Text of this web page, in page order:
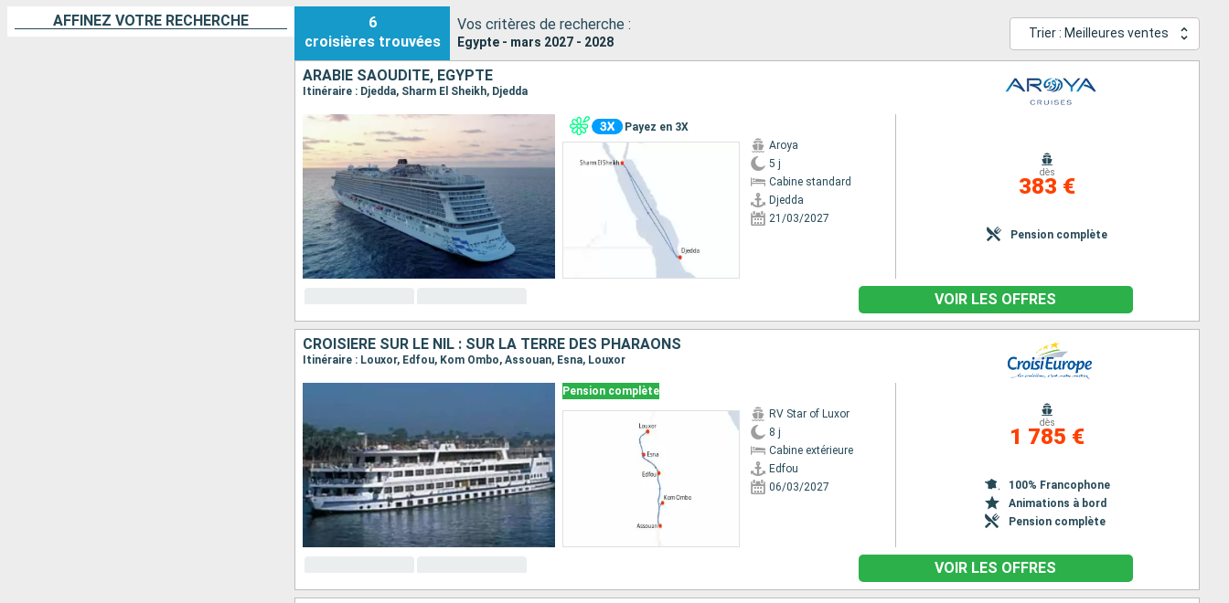
AFFINEZ VOTRE RECHERCHE
6
croisières trouvées
Vos critères de recherche :
Egypte - mars 2027 - 2028
Trier : Meilleures ventes
ARABIE SAOUDITE, EGYPTE
Itinéraire : Djedda, Sharm El Sheikh, Djedda
Payez en 3X
Aroya
5 j
Cabine standard
Djedda
21/03/2027
dès
383 €
Pension complète
VOIR LES OFFRES
CROISIÈRE SUR LE NIL : SUR LA TERRE DES PHARAONS
Itinéraire : Louxor, Edfou, Kom Ombo, Assouan, Esna, Louxor
Pension complète
RV Star of Luxor
8 j
Cabine extérieure
Edfou
06/03/2027
dès
1 785 €
100% Francophone
Animations à bord
Pension complète
VOIR LES OFFRES